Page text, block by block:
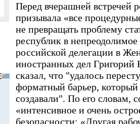
Перед вчерашней встречей
призывала «все
не превращать проблему
республик в непреодолимое
российской делегации в
иностранных дел Григорий
сказал, что "удалось
форматный барьер,
создавали". По его словам,
«интенсивное и очень
безопасности: «Другая